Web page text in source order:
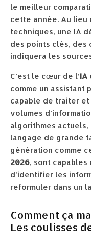
le meilleur
cette année. Au lieu
techniques, une IA
des points clés, des
indiquera les
C’est le cœur de l’IA
comme un assistant
capable de traiter et
volumes
algorithmes actuels,
langage de grande
génération comme
2026, sont
d’identifier les
reformuler dans un
Comment ça
Les coulisses